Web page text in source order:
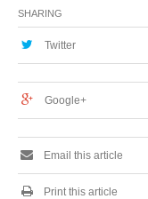
10周年を記念して
「マリオンクレー
プ」とのコラボ開
SHARING
Twitter
Google+
Email this article
Print this article